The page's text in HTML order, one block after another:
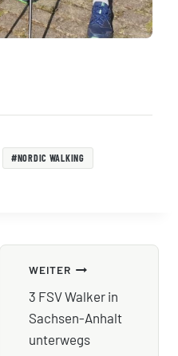
#NORDIC WALKING
WEITER
3 FSV Walker in
Sachsen-Anhalt
unterwegs